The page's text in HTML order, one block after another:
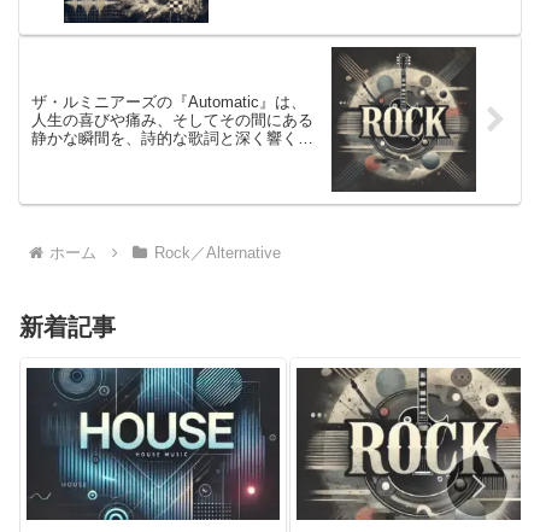
の”アイデンティティ”の再宣言
ザ・ルミニアーズの『Automatic』は、
人生の喜びや痛み、そしてその間にある
静かな瞬間を、詩的な歌詞と深く響くメ
ホーム Rock／Alternative
新着記事